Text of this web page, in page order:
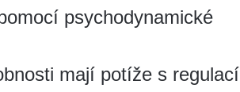
psychodynamické
mají potíže s regulací